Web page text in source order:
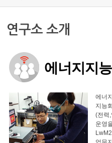
연구소 소개
에너지지
에너
지능
(전력
운영